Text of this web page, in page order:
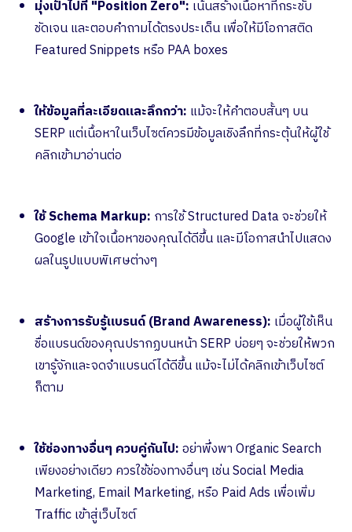
มุ่งเป้าไปที่ "Position Zero": เน้นสร้างเนื้อหาที่กระชับ
ชัดเจน และตอบคำถามได้ตรงประเด็น เพื่อให้มีโอกาสติด
Featured Snippets หรือ PAA boxes
ให้ข้อมูลที่ละเอียดและลึกกว่า: แม้จะให้คำตอบสั้นๆ บน
SERP แต่เนื้อหาในเว็บไซต์ควรมีข้อมูลเชิงลึกที่กระตุ้นให้ผู้ใช้
คลิกเข้ามาอ่านต่อ
ใช้ Schema Markup: การใช้ Structured Data จะช่วยให้
Google เข้าใจเนื้อหาของคุณได้ดีขึ้น และมีโอกาสนำไปแสดง
ผลในรูปแบบพิเศษต่างๆ
สร้างการรับรู้แบรนด์ (Brand Awareness): เมื่อผู้ใช้เห็น
ชื่อแบรนด์ของคุณปรากฏบนหน้า SERP บ่อยๆ จะช่วยให้พวก
เขารู้จักและจดจำแบรนด์ได้ดีขึ้น แม้จะไม่ได้คลิกเข้าเว็บไซต์
ก็ตาม
ใช้ช่องทางอื่นๆ ควบคู่กันไป:อย่าพึ่งพา Organic Search
เพียงอย่างเดียว ควรใช้ช่องทางอื่นๆ เช่น Social Media
Marketing, Email Marketing, หรือ Paid Ads เพื่อเพิ่ม
Traffic เข้าสู่เว็บไซต์